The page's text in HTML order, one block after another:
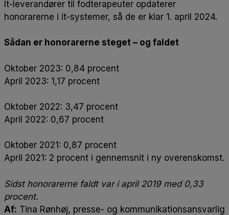
It-leverandører til fodterapeuter opdaterer
honorarerne i it-systemer, så de er klar 1. april 2024.
Sådan er honorarerne steget – og faldet
Oktober 2023: 0,84 procent
April 2023: 1,17 procent
Oktober 2022: 3,47 procent
April 2022: 0,67 procent
Oktober 2021: 0,87 procent
April 2021: 2 procent i gennemsnit i ny overenskomst.
Sidst honorarerne faldt var i april 2019 med 0,33
procent.
Af: Tina Rønhøj, presse- og kommunikationsansvarlig